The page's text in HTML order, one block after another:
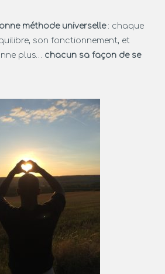
méthode universelle: chaque
son fonctionnement, et
plus… chacun sa façon de se